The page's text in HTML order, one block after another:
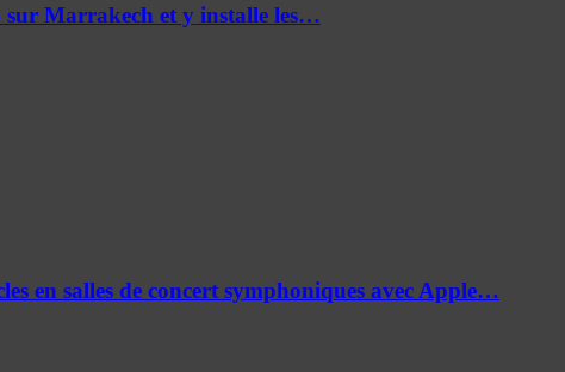
Marrakech et y installe les…
en salles de concert symphoniques avec Apple…